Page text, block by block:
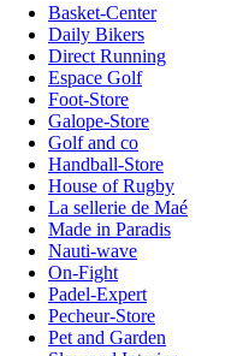
Basket-Center
Daily Bikers
Direct Running
Espace Golf
Foot-Store
Galope-Store
Golf and co
Handball-Store
House of Rugby
La sellerie de Maé
Made in Paradis
Nauti-wave
On-Fight
Padel-Expert
Pecheur-Store
Pet and Garden